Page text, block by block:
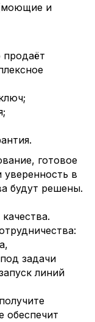
и
готовое
уверенность в
будут решены.
задачи
линий
обеспечит